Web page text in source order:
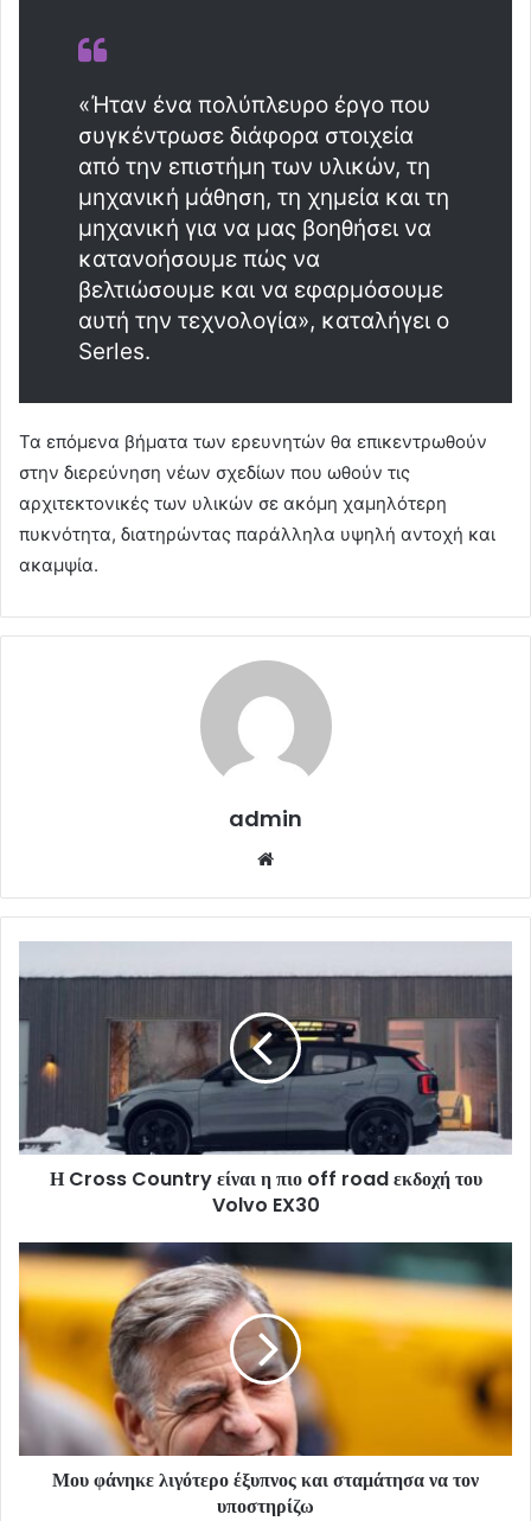
«Ήταν ένα πολύπλευρο έργο που
συγκέντρωσε διάφορα στοιχεία
από την επιστήμη των υλικών, τη
μηχανική μάθηση, τη χημεία και τη
μηχανική για να μας βοηθήσει να
κατανοήσουμε πώς να
βελτιώσουμε και να εφαρμόσουμε
αυτή την τεχνολογία», καταλήγει ο
Serles.
Τα επόμενα βήματα των ερευνητών θα επικεντρωθούν
στην διερεύνηση νέων σχεδίων που ωθούν τις
αρχιτεκτονικές των υλικών σε ακόμη χαμηλότερη
πυκνότητα, διατηρώντας παράλληλα υψηλή αντοχή και
ακαμψία.
admin
Η Cross Country είναι η πιο off road εκδοχή του
Volvo EX30
Μου φάνηκε λιγότερο έξυπνος και σταμάτησα να τον
υποστηρίζω